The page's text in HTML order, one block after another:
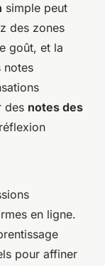
simple peut
des zones
goût, et la
notes
des notes des
en ligne.
pour affiner